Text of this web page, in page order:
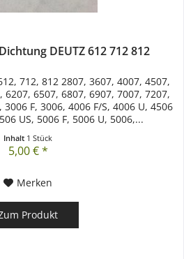
DEUTZ 612 712 812
712, 812 2807, 3607, 4007, 4507,
6207, 6507, 6807, 6907, 7007, 7207,
F, 3006, 4006 F/S, 4006 U, 4506
US, 5006 F, 5006 U, 5006,...
Inhalt 1 Stück
5,00 € *
Merken
Produkt